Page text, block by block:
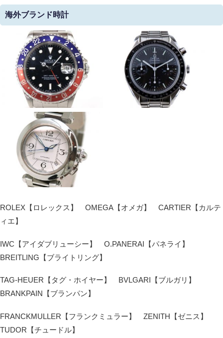
海外ブランド時計
ROLEX【ロレックス】 OMEGA【オメガ】 CARTIER【カルテ
ィエ】
IWC【アイダブリューシー】 O.PANERAI【パネライ】
BREITLING【ブライトリング】
TAG-HEUER【タグ・ホイヤー】 BVLGARI【ブルガリ】
BRANKPAIN【ブランパン】
FRANCKMULLER【フランクミュラー】 ZENITH【ゼニス】
TUDOR【チュードル】